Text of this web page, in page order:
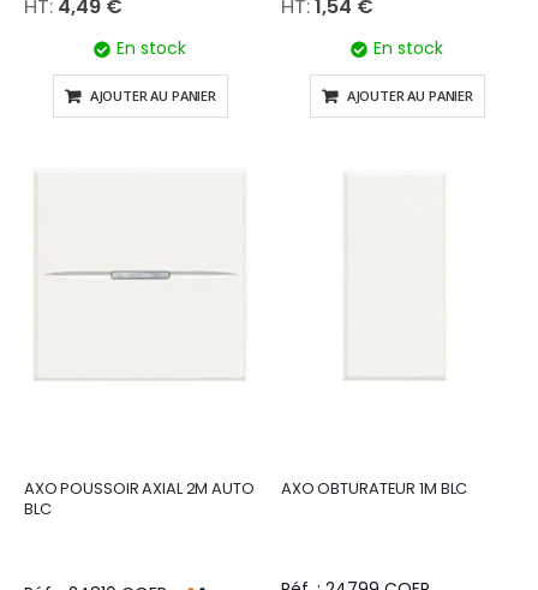
4,49 €
En stock
AJOUTER AU PANIER
1,54 €
En stock
AJOUTER AU PANIER
AXO POUSSOIR AXIAL 2M AUTO
BLC
AXO OBTURATEUR 1M BLC